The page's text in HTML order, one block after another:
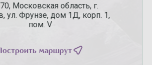
Московская область, г.
ул. Фрунзе, дом 1Д, корп. 1,
пом. V
маршрут